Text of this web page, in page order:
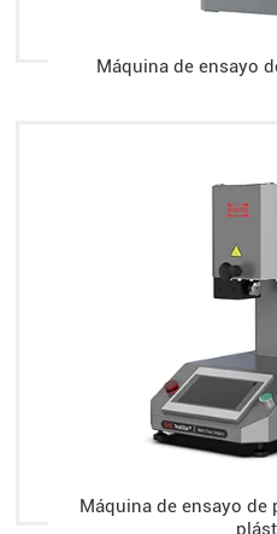
Máquina de ensayo
Máquina de ensayo